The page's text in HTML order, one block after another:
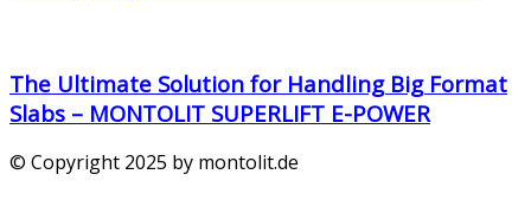
The Ultimate Solution for Handling Big Format
Slabs – MONTOLIT SUPERLIFT E-POWER
© Copyright 2025 by montolit.de